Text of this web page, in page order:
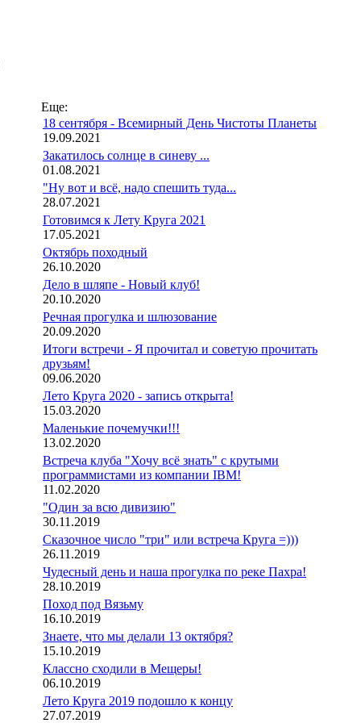
Еще:
18 сентября - Всемирный День Чистоты Планеты
19.09.2021
Закатилось солнце в синеву ...
01.08.2021
"Ну вот и всё, надо спешить туда...
28.07.2021
Готовимся к Лету Круга 2021
17.05.2021
Октябрь походный
26.10.2020
Дело в шляпе - Новый клуб!
20.10.2020
Речная прогулка и шлюзование
20.09.2020
Итоги встречи - Я прочитал и советую прочитать
друзьям!
09.06.2020
Лето Круга 2020 - запись открыта!
15.03.2020
Маленькие почемучки!!!
13.02.2020
Встреча клуба "Хочу всё знать" с крутыми
программистами из компании IBM!
11.02.2020
"Один за всю дивизию"
30.11.2019
Сказочное число "три" или встреча Круга =)))
26.11.2019
Чудесный день и наша прогулка по реке Пахра!
28.10.2019
Поход под Вязьму
16.10.2019
Знаете, что мы делали 13 октября?
15.10.2019
Классно сходили в Мещеры!
06.10.2019
Лето Круга 2019 подошло к концу
27.07.2019